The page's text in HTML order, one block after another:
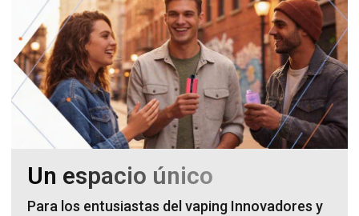
Un espacio único
Para los entusiastas del vaping Innovadores y